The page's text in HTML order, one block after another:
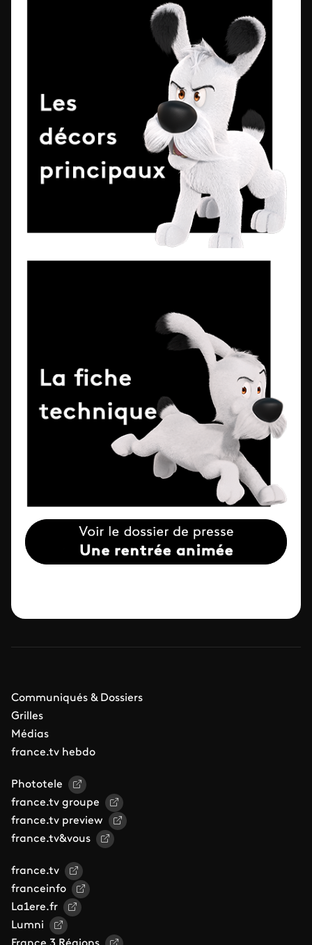
Communiqués & Dossiers
Grilles
Médias
france.tv hebdo
Phototele
france.tv groupe
france.tv preview
france.tv&vous
france.tv
franceinfo
La1ere.fr
Lumni